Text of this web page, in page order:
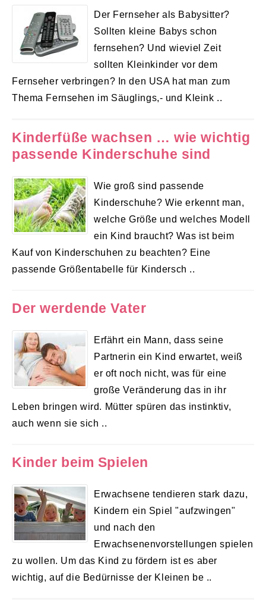
Der Fernseher als Babysitter?
Sollten kleine Babys schon
fernsehen? Und wieviel Zeit
sollten Kleinkinder vor dem
Fernseher verbringen? In den USA hat man zum
Thema Fernsehen im Säuglings,- und Kleink ..
Kinderfüße wachsen … wie wichtig
passende Kinderschuhe sind
Wie groß sind passende
Kinderschuhe? Wie erkennt man,
welche Größe und welches Modell
ein Kind braucht? Was ist beim
Kauf von Kinderschuhen zu beachten? Eine
passende Größentabelle für Kindersch ..
Der werdende Vater
Erfährt ein Mann, dass seine
Partnerin ein Kind erwartet, weiß
er oft noch nicht, was für eine
große Veränderung das in ihr
Leben bringen wird. Mütter spüren das instinktiv,
auch wenn sie sich ..
Kinder beim Spielen
Erwachsene tendieren stark dazu,
Kindern ein Spiel "aufzwingen"
und nach den
Erwachsenenvorstellungen spielen
zu wollen. Um das Kind zu fördern ist es aber
wichtig, auf die Bedürnisse der Kleinen be ..